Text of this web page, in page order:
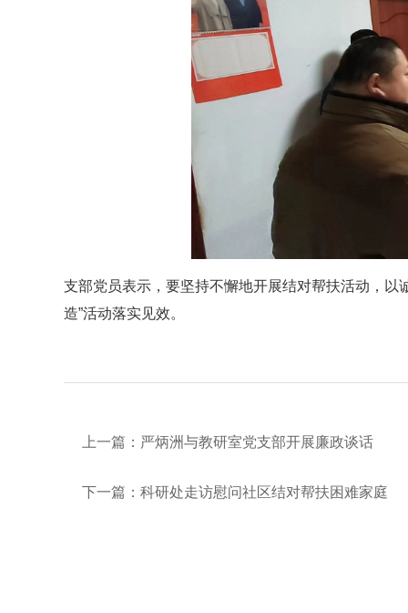
支部党员表示，要坚持不懈地开展结对帮扶活动，以
造”活动落实见效。
上一篇： 严炳洲与教研室党支部开展廉政谈话
下一篇： 科研处走访慰问社区结对帮扶困难家庭